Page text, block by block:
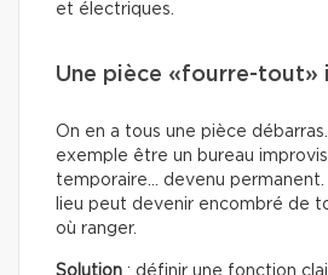
et électriques.
Une pièce «fourre-tout»
On en a tous une pièce
exemple être un bureau
temporaire… devenu permanent.
lieu peut devenir encombré de
où ranger.